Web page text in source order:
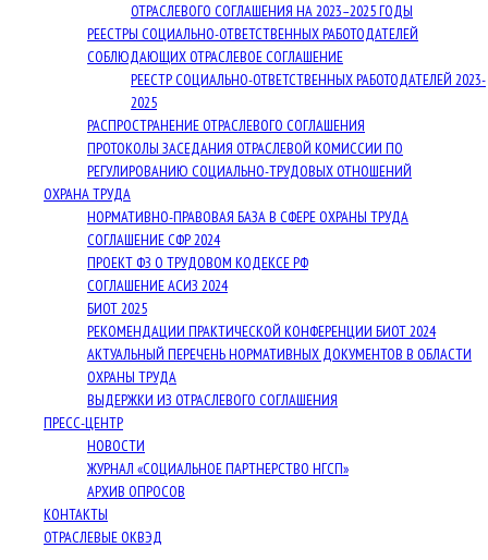
ОТРАСЛЕВОГО СОГЛАШЕНИЯ НА 2023–2025 ГОДЫ
РЕЕСТРЫ СОЦИАЛЬНО-ОТВЕТСТВЕННЫХ РАБОТОДАТЕЛЕЙ
СОБЛЮДАЮЩИХ ОТРАСЛЕВОЕ СОГЛАШЕНИЕ
РЕЕСТР СОЦИАЛЬНО-ОТВЕТСТВЕННЫХ РАБОТОДАТЕЛЕЙ 2023-
2025
РАСПРОСТРАНЕНИЕ ОТРАСЛЕВОГО СОГЛАШЕНИЯ
ПРОТОКОЛЫ ЗАСЕДАНИЯ ОТРАСЛЕВОЙ КОМИССИИ ПО
РЕГУЛИРОВАНИЮ СОЦИАЛЬНО-ТРУДОВЫХ ОТНОШЕНИЙ
ОХРАНА ТРУДА
НОРМАТИВНО-ПРАВОВАЯ БАЗА В СФЕРЕ ОХРАНЫ ТРУДА
СОГЛАШЕНИЕ СФР 2024
ПРОЕКТ ФЗ О ТРУДОВОМ КОДЕКСЕ РФ
СОГЛАШЕНИЕ АСИЗ 2024
БИОТ 2025
РЕКОМЕНДАЦИИ ПРАКТИЧЕСКОЙ КОНФЕРЕНЦИИ БИОТ 2024
АКТУАЛЬНЫЙ ПЕРЕЧЕНЬ НОРМАТИВНЫХ ДОКУМЕНТОВ В ОБЛАСТИ
ОХРАНЫ ТРУДА
ВЫДЕРЖКИ ИЗ ОТРАСЛЕВОГО СОГЛАШЕНИЯ
ПРЕСС-ЦЕНТР
НОВОСТИ
ЖУРНАЛ «СОЦИАЛЬНОЕ ПАРТНЕРСТВО НГСП»
АРХИВ ОПРОСОВ
КОНТАКТЫ
ОТРАСЛЕВЫЕ ОКВЭД